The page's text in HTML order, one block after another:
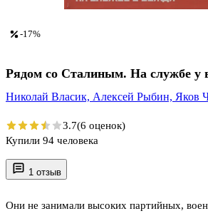
1 отзыв
Они не занимали высоких партийных,
-17%
Рядом со Сталиным. На службе у
Николай Власик, Алексей Рыбин, Яков
3.7(6 оценок)
Купили 94 человека